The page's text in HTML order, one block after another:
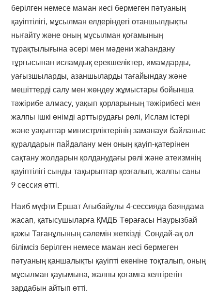
берілген немесе маман иесі бермеген пәтуаның
қауіптілігі, мұсылман елдеріндегі отаншылдықты
нығайту және оның мұсылман қоғамының
тұрақтылығына әсері мен мәдени жаһандану
тұрғысынан исламдық ерекшеліктер, имамдарды,
уағызшыларды, азаншыларды тағайындау және
мешіттерді салу мен жөндеу жұмыстары бойынша
тәжірибе алмасу, уақып қорларының тәжірибесі мен
жалпы ішкі өнімді арттырудағы рөлі, Ислам істері
және уақыптар министрліктерінің заманауи байланыс
құралдарын пайдалану мен оның қауіп-қатерінен
сақтану жолдарын қолданудағы рөлі және атеизмнің
қауіптілігі сынды тақырыптар қозғалып, жалпы саны
9 сессия өтті.
Наиб мүфти Ершат Ағыбайұлы 4-сессияда баяндама
жасап, қатысушыларға ҚМДБ Төрағасы Наурызбай
қажы Тағанұлының сәлемін жеткізді. Сондай-ақ ол
білімсіз берілген немесе маман иесі бермеген
пәтуаның қаншалықты қауіпті екеніне тоқталып, оның
мұсылман қауымына, жалпы қоғамға келтіретін
зардабын айтып өтті.